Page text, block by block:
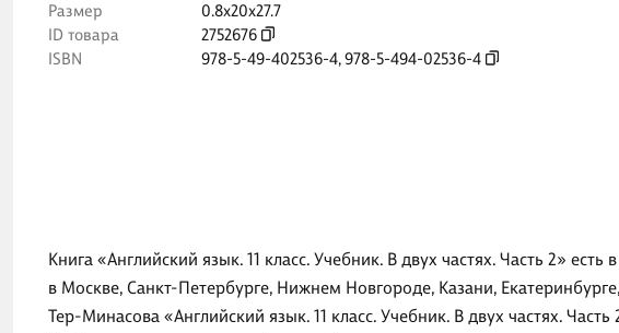
Размер
0.8x20x27.7
ID товара
2752676
ISBN
978-5-49-402536-4,978-5-494-02536-4
Книга «Английский язык. 11 класс. Учебник. В двух частях. Часть 2»
в Москве, Санкт-Петербурге, Нижнем Новгороде, Казани,
Тер-Минасова «Английский язык. 11 класс. Учебник. В двух частях.